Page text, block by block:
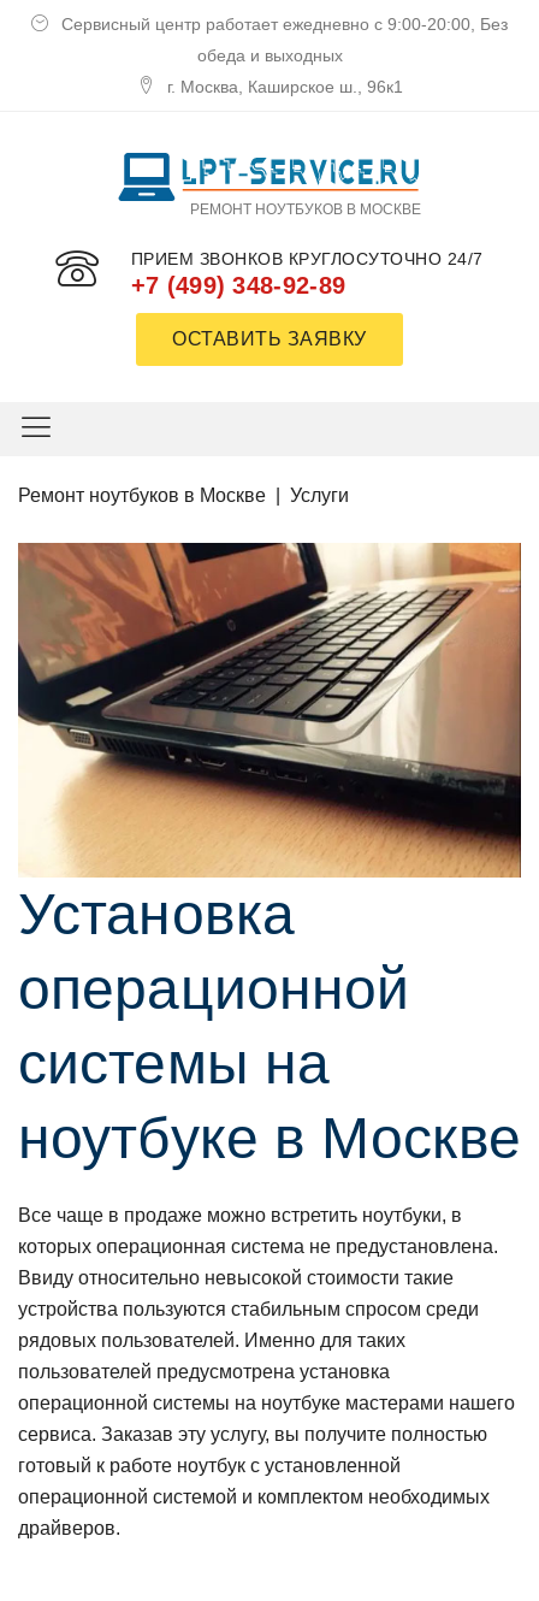
Сервисный центр работает ежедневно с 9:00-20:00, Без
обеда и выходных
г. Москва, Каширское ш., 96к1
РЕМОНТ НОУТБУКОВ В МОСКВЕ
ПРИЕМ ЗВОНКОВ КРУГЛОСУТОЧНО 24/7
+7 (499) 348-92-89
ОСТАВИТЬ ЗАЯВКУ
Ремoнт нoутбукoв в Москве Услуги
Установка
операционной
системы на
ноутбуке в Москве
Все чаще в продаже можно встретить ноутбуки, в
которых операционная система не предустановлена.
Ввиду относительно невысокой стоимости такие
устройства пользуются стабильным спросом среди
рядовых пользователей. Именно для таких
пользователей предусмотрена установка
операционной системы на ноутбуке мастерами нашего
сервиса. Заказав эту услугу, вы получите полностью
готовый к работе ноутбук с установленной
операционной системой и комплектом необходимых
драйверов.